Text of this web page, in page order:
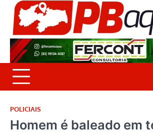
Skip
content
POLICIAIS
Homem é baleado em